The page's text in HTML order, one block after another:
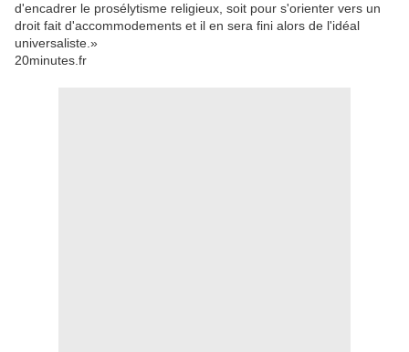
d'encadrer le prosélytisme religieux, soit pour s'orienter vers un
droit fait d'accommodements et il en sera fini alors de l'idéal
universaliste.»
20minutes.fr